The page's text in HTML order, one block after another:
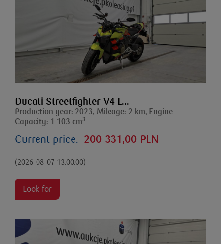
Ducati Streetfighter V4 L...
Production year: 2023, Mileage: 2 km, Engine
Capacity: 1 103 cm3
Current price: 200 331,00 PLN
(2026-08-07 13:00:00)
Look for